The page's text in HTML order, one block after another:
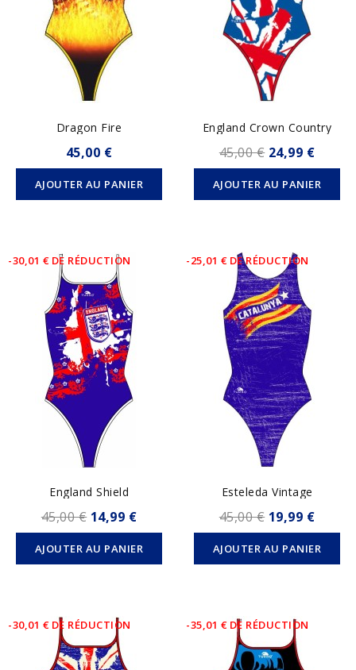
Dragon Fire
45,00 €
AJOUTER AU PANIER
England Crown Country
45,00 € 24,99 €
AJOUTER AU PANIER
-30,01 € DE RÉDUCTION
England Shield
45,00 € 14,99 €
AJOUTER AU PANIER
-25,01 € DE RÉDUCTION
Esteleda Vintage
45,00 € 19,99 €
AJOUTER AU PANIER
-30,01 € DE RÉDUCTION -35,01 € DE RÉDUCTION